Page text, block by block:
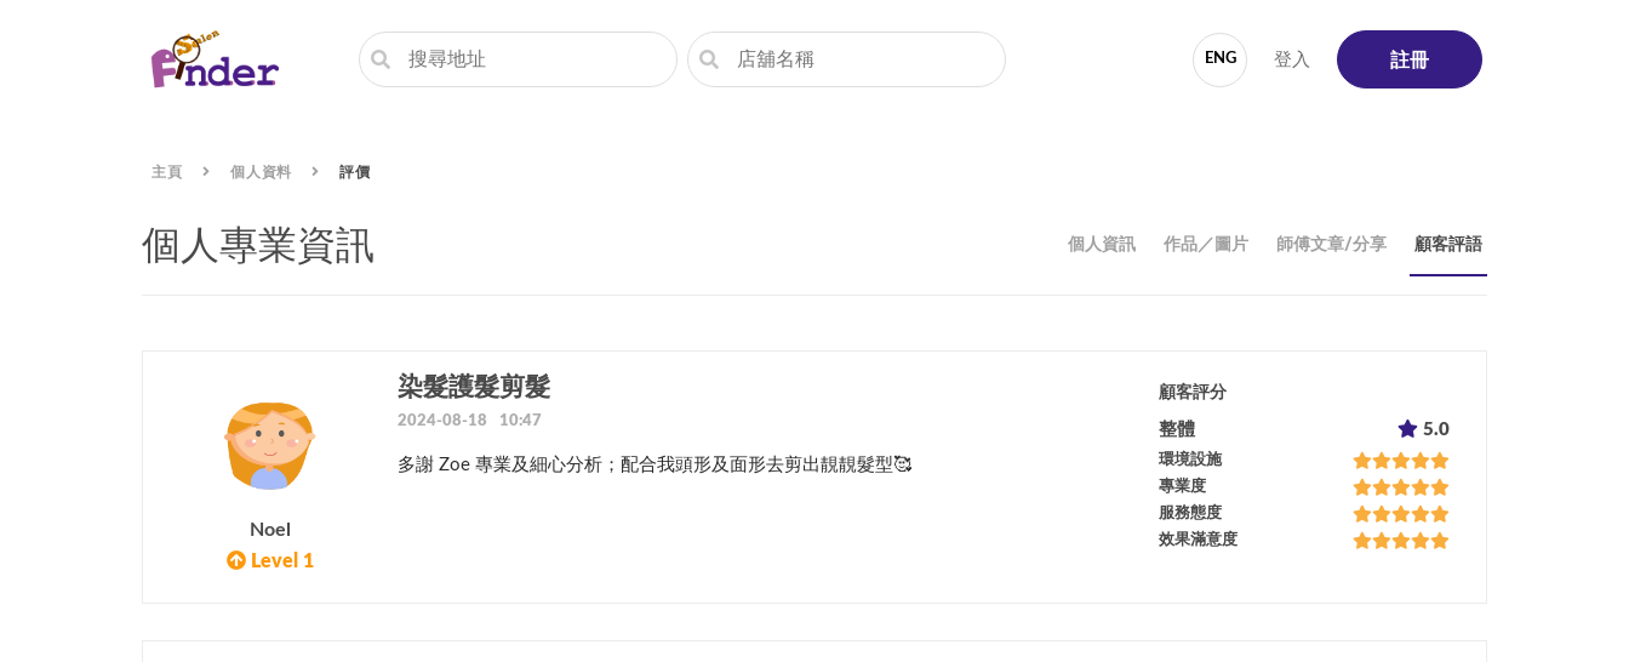
ENG 登入 註冊
主頁 個人資料 評價
個人專業資訊 個人資訊 作品／圖片 師傅文章/分享 顧客評語
Noel
Level 1
染髮護髮剪髮
2024-08-18 10:47
多謝 Zoe 專業及細心分析；配合我頭形及面形去剪出靚靚髮型🥰
顧客評分
整體 5.0
環境設施
專業度
服務態度
效果滿意度